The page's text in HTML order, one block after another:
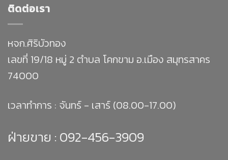
ติดต่อเรา
หจก.ศิริบัวทอง
เลขที่ 19/18 หมู่ 2 ตำบล โคกขาม อ.เมือง สมุทรสาคร
74000
เวลาทำการ : จันทร์ - เสาร์ (08.00-17.00)
ฝ่ายขาย : 092-456-3909